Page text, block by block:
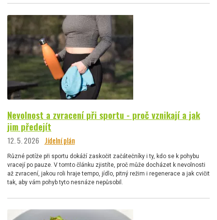
Nevolnost a zvracení při sportu - proč vznikají a jak
jim předejít
12. 5. 2026 Jídelní plán
Různé potíže při sportu dokáží zaskočit začátečníky i ty, kdo se k pohybu
vracejí po pauze. V tomto článku zjistíte, proč může docházet k nevolnosti
až zvracení, jakou roli hraje tempo, jídlo, pitný režim i regenerace a jak cvičit
tak, aby vám pohyb tyto nesnáze nepůsobil.